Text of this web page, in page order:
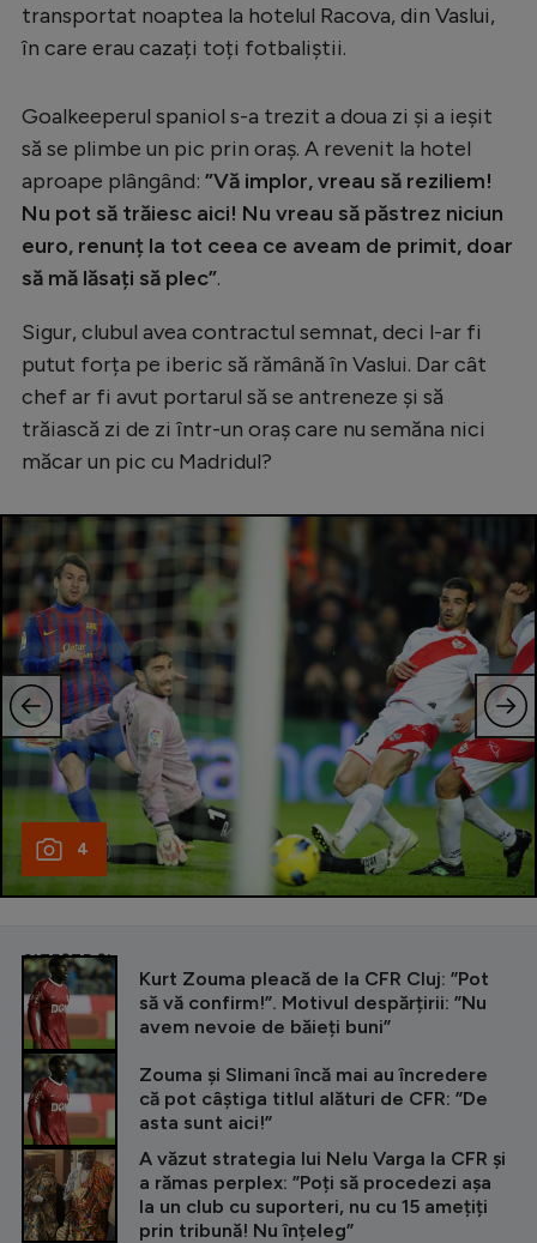
transportat noaptea la hotelul Racova, din Vaslui,
în care erau cazați toți fotbaliștii.
Goalkeeperul spaniol s-a trezit a doua zi și a ieșit
să se plimbe un pic prin oraș. A revenit la hotel
aproape plângând: ”Vă implor, vreau să reziliem!
Nu pot să trăiesc aici! Nu vreau să păstrez niciun
euro, renunț la tot ceea ce aveam de primit, doar
să mă lăsați să plec”.
Sigur, clubul avea contractul semnat, deci l-ar fi
putut forța pe iberic să rămână în Vaslui. Dar cât
chef ar fi avut portarul să se antreneze și să
trăiască zi de zi într-un oraș care nu semăna nici
măcar un pic cu Madridul?
4
CITEȘTE ȘI
Kurt Zouma pleacă de la CFR Cluj: ”Pot
să vă confirm!”. Motivul despărțirii: ”Nu
avem nevoie de băieți buni”
Zouma și Slimani încă mai au încredere
că pot câștiga titlul alături de CFR: ”De
asta sunt aici!”
A văzut strategia lui Nelu Varga la CFR și
a rămas perplex: ”Poți să procedezi așa
la un club cu suporteri, nu cu 15 amețiți
prin tribună! Nu înțeleg”